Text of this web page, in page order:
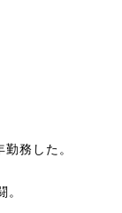
務した。
。